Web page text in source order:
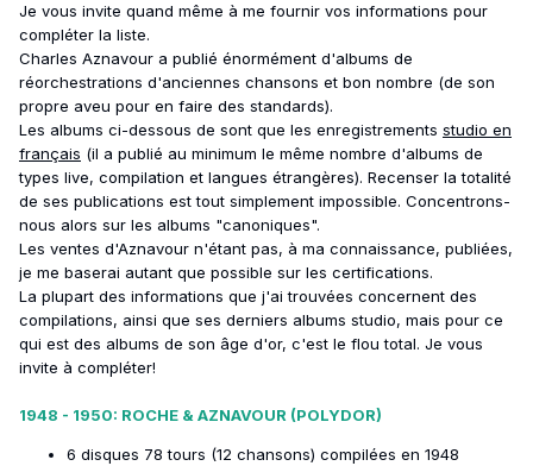
Je vous invite quand même à me fournir vos informations pour
compléter la liste.
Charles Aznavour a publié énormément d'albums de
réorchestrations d'anciennes chansons et bon nombre (de son
propre aveu pour en faire des standards).
Les albums ci-dessous de sont que les enregistrements studio en
français (il a publié au minimum le même nombre d'albums de
types live, compilation et langues étrangères). Recenser la totalité
de ses publications est tout simplement impossible. Concentrons-
nous alors sur les albums "canoniques".
Les ventes d'Aznavour n'étant pas, à ma connaissance, publiées,
je me baserai autant que possible sur les certifications.
La plupart des informations que j'ai trouvées concernent des
compilations, ainsi que ses derniers albums studio, mais pour ce
qui est des albums de son âge d'or, c'est le flou total. Je vous
invite à compléter!
1948 - 1950: ROCHE & AZNAVOUR (POLYDOR)
6 disques 78 tours (12 chansons) compilées en 1948